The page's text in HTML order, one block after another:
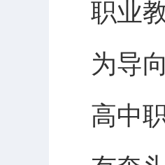
职业
为导
高中